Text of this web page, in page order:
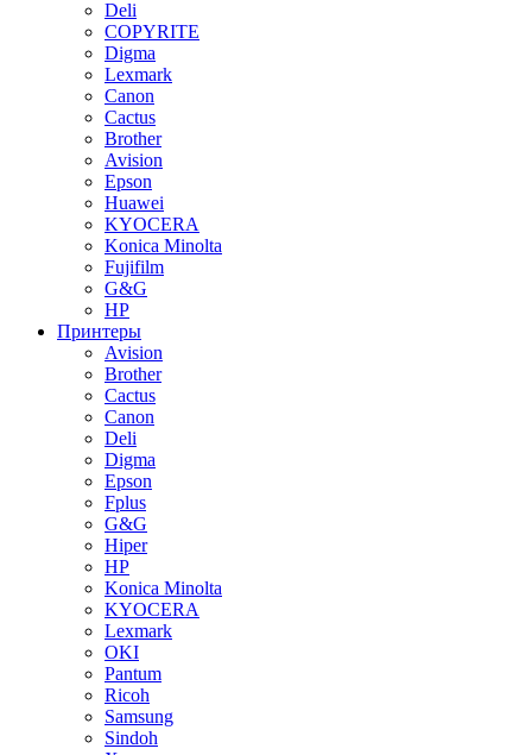
Deli
COPYRITE
Digma
Lexmark
Canon
Cactus
Brother
Avision
Epson
Huawei
KYOCERA
Konica Minolta
Fujifilm
G&G
HP
Принтеры
Avision
Brother
Cactus
Canon
Deli
Digma
Epson
Fplus
G&G
Hiper
HP
Konica Minolta
KYOCERA
Lexmark
OKI
Pantum
Ricoh
Samsung
Sindoh